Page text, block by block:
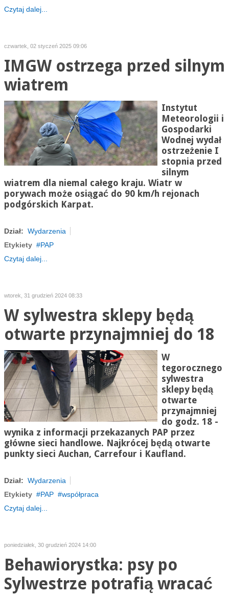
Czytaj dalej...
czwartek, 02 styczeń 2025 09:06
IMGW ostrzega przed silnym
wiatrem
Instytut
Meteorologii i
Gospodarki
Wodnej wydał
ostrzeżenie I
stopnia przed
silnym
wiatrem dla niemal całego kraju. Wiatr w
porywach może osiągać do 90 km/h rejonach
podgórskich Karpat.
Dział: Wydarzenia
Etykiety
PAP
Czytaj dalej...
wtorek, 31 grudzień 2024 08:33
W sylwestra sklepy będą
otwarte przynajmniej do 18
W
tegorocznego
sylwestra
sklepy będą
otwarte
przynajmniej
do godz. 18 -
wynika z informacji przekazanych PAP przez
główne sieci handlowe. Najkrócej będą otwarte
punkty sieci Auchan, Carrefour i Kaufland.
Dział: Wydarzenia
Etykiety
PAP
współpraca
Czytaj dalej...
poniedziałek, 30 grudzień 2024 14:00
Behawiorystka: psy po
Sylwestrze potrafią wracać